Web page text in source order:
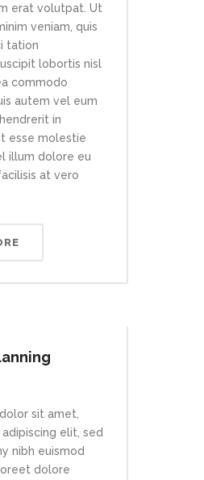
erat volutpat. Ut
veniam, quis
tation
lobortis nisl
commodo
autem vel eum
in
esse molestie
illum dolore eu
at vero
sit amet,
elit, sed
nibh euismod
dolore